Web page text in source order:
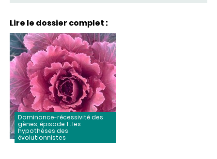
Lire le dossier complet :
Dominance-récessivité des
gènes, épisode 1 : les
hypothèses des
évolutionnistes